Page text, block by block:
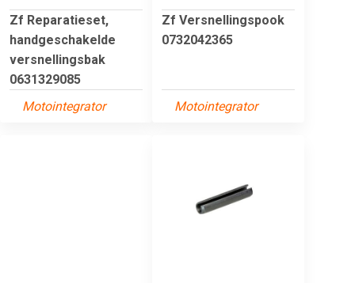
Zf Reparatieset,
handgeschakelde
versnellingsbak
0631329085
Motointegrator
Zf Versnellingspook
0732042365
Motointegrator